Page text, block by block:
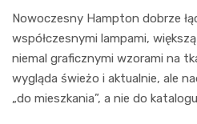
Nowoczesny Hampton dobrze
współczesnymi lampami,
niemal graficznymi wzorami na
wygląda świeżo i aktualnie, ale
„do mieszkania”, a nie do